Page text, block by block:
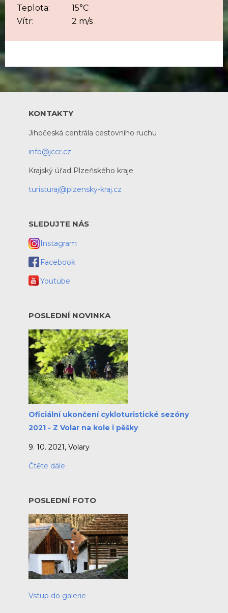
Teplota:
15°C
Vítr:
2 m/s
KONTAKTY
Jihočeská centrála cestovního ruchu
info@jccr.cz
Krajský úřad Plzeňského kraje
turisturaj@plzensky-kraj.cz
SLEDUJTE NÁS
Instagram
Facebook
Youtube
POSLEDNÍ NOVINKA
Oficiální ukončení cykloturistické sezóny
2021 - Z Volar na kole i pěšky
9. 10. 2021, Volary
Čtěte dále
POSLEDNÍ FOTO
Vstup do galerie